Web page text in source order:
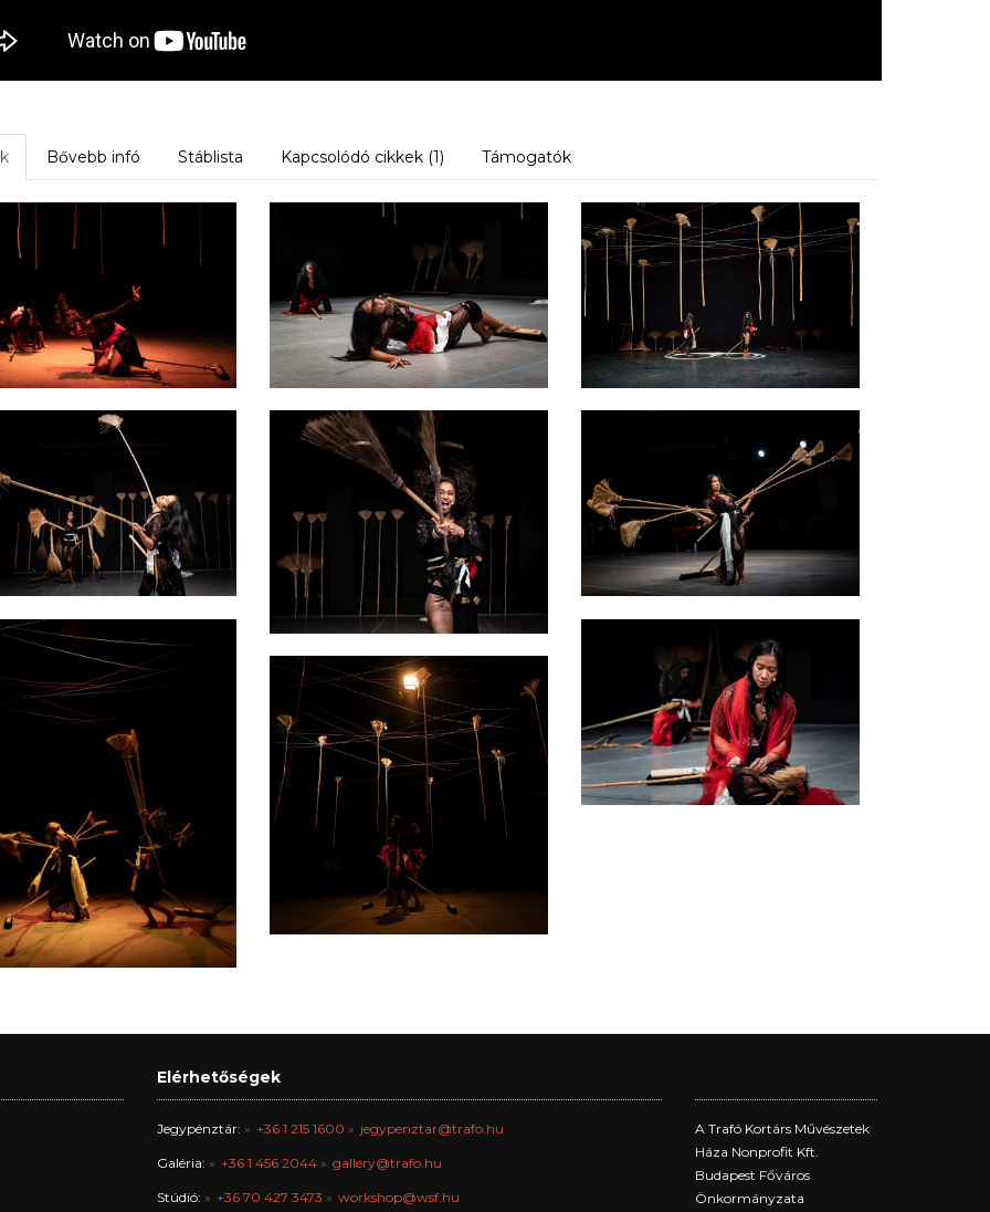
Bővebb infó Stáblista Kapcsolódó cikkek (1) Támogatók
Elérhetőségek
Jegypénztár: +36 1 215 1600 jegypenztar@trafo.hu
Galéria: +36 1 456 2044 gallery@trafo.hu
Stúdió: +36 70 427 3473 workshop@wsf.hu
A Trafó Kortárs Művészetek
Háza Nonprofit Kft.
Budapest Főváros
Önkormányzata